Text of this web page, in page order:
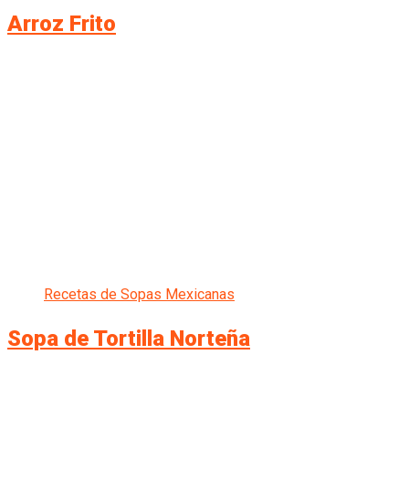
Arroz Frito
Recetas de Sopas Mexicanas
Sopa de Tortilla Norteña